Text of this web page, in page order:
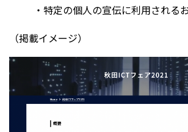
・特定の個人の宣伝に利用される
（掲載イメージ）